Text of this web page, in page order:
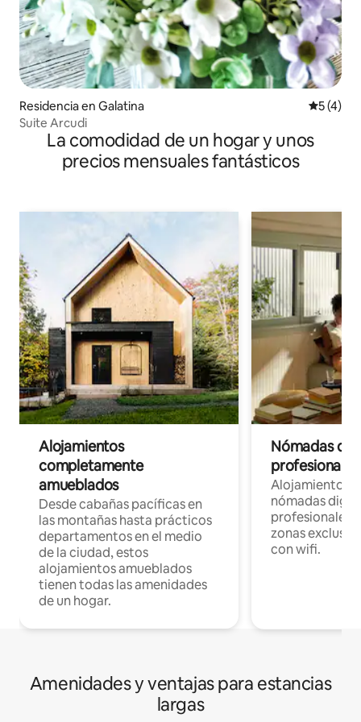
Residencia en Galatina
5 (4)
Suite Arcudi
La comodidad de un hogar y unos
precios mensuales fantásticos
Alojamientos
completamente
amueblados
Desde cabañas pacíficas en
las montañas hasta prácticos
departamentos en el medio
de la ciudad, estos
alojamientos amueblados
tienen todas las amenidades
de un hogar.
Nómadas
Alojamientos
nómadas
profesionales
zonas
con wifi.
Amenidades y ventajas para estancias
largas